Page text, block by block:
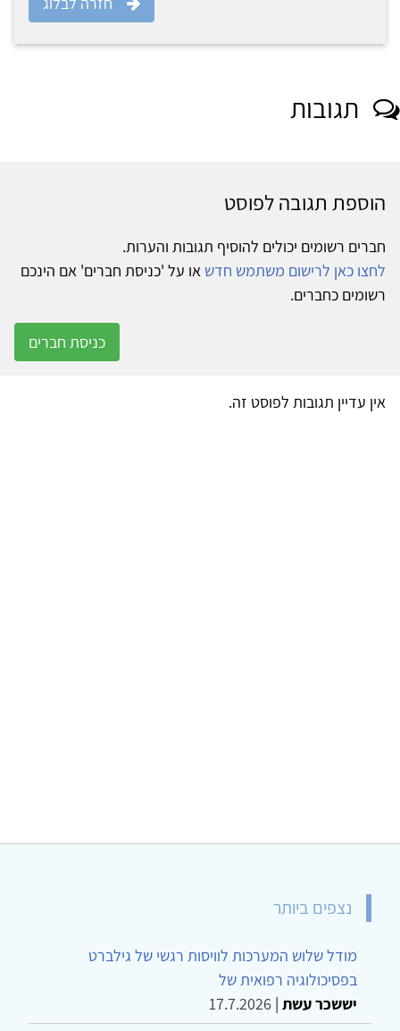
תגובות
הוספת תגובה לפוסט
חברים רשומים יכולים להוסיף תגובות והערות.
לחצו כאן לרישום משתמש חדש או על 'כניסת חברים' אם הינכם
רשומים כחברים.
כניסת חברים
אין עדיין תגובות לפוסט זה.
נצפים ביותר
מודל שלוש המערכות לוויסות רגשי של גילברט
בפסיכולוגיה רפואית של
יששכר עשת |
17.7.2026